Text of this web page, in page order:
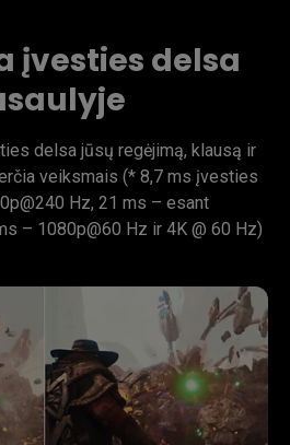
įvesties delsa
delsa jūsų regėjimą, klausą ir
veiksmais (* 8,7 ms įvesties
Hz, 21 ms – esant